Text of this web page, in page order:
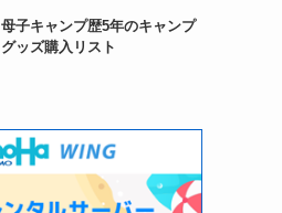
母子キャンプ歴5年のキャンプ
グッズ購入リスト